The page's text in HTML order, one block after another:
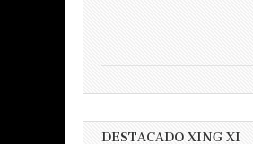
DESTACADO XING XI